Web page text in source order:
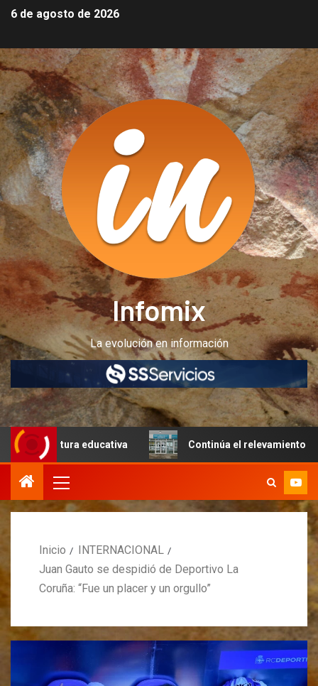
6 de agosto de 2026
Infomix
La evolución en información
educativa Continúa el relevamiento técnico en
Inicio
INTERNACIONAL
Juan Gauto se despidió de Deportivo La
Coruña: “Fue un placer y un orgullo”